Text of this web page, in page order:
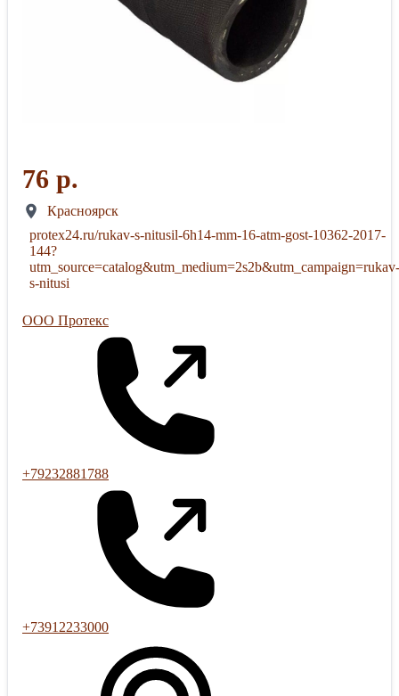
76 р.
Красноярск
protex24.ru/rukav-s-nitusil-6h14-mm-16-atm-gost-10362-2017-
144?
utm_source=catalog&utm_medium=2s2b&utm_campaign=rukav-
s-nitusi
ООО Протекс
+79232881788
+73912233000